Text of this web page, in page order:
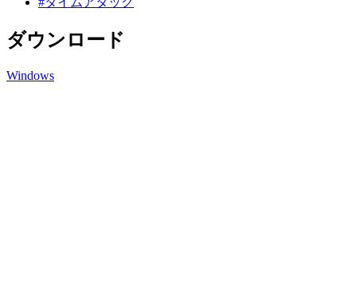
ダウンロード
Windows